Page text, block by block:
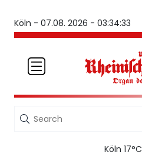
Köln - 07.08. 2026 - 03:34:33
Köln 17°C